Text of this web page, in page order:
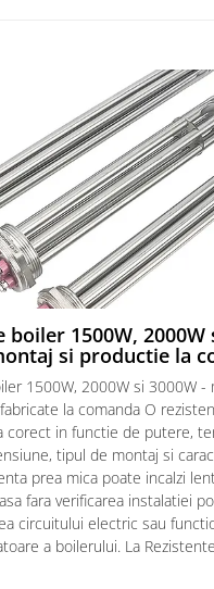
boiler 1500W, 2000W
si productie la
1500W, 2000W si 3000W -
la comanda O
corect in functie de putere,
tipul de montaj si
prea mica poate incalzi
fara verificarea instalatiei
circuitului electric sau
a boilerului. La